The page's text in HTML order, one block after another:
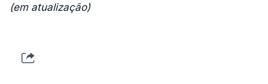
(em atualização)